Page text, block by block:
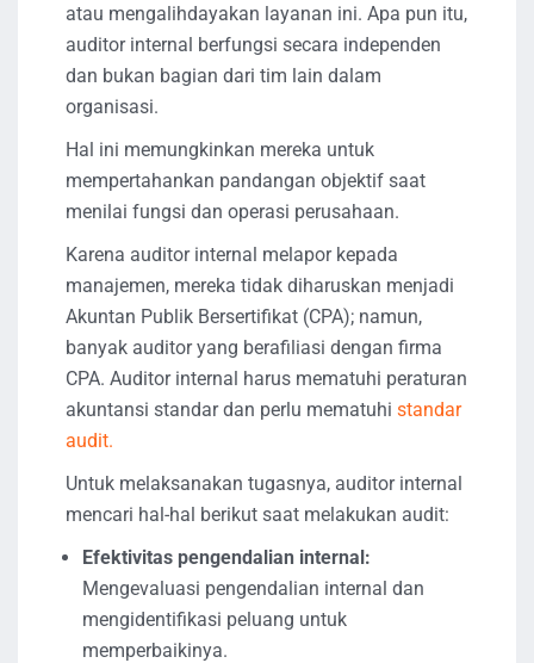
atau mengalihdayakan layanan ini. Apa pun itu,
auditor internal berfungsi secara independen
dan bukan bagian dari tim lain dalam
organisasi.
Hal ini memungkinkan mereka untuk
mempertahankan pandangan objektif saat
menilai fungsi dan operasi perusahaan.
Karena auditor internal melapor kepada
manajemen, mereka tidak diharuskan menjadi
Akuntan Publik Bersertifikat (CPA); namun,
banyak auditor yang berafiliasi dengan firma
CPA. Auditor internal harus mematuhi peraturan
akuntansi standar dan perlu mematuhi standar
audit.
Untuk melaksanakan tugasnya, auditor internal
mencari hal-hal berikut saat melakukan audit:
Efektivitas pengendalian internal:
Mengevaluasi pengendalian internal dan
mengidentifikasi peluang untuk
memperbaikinya.